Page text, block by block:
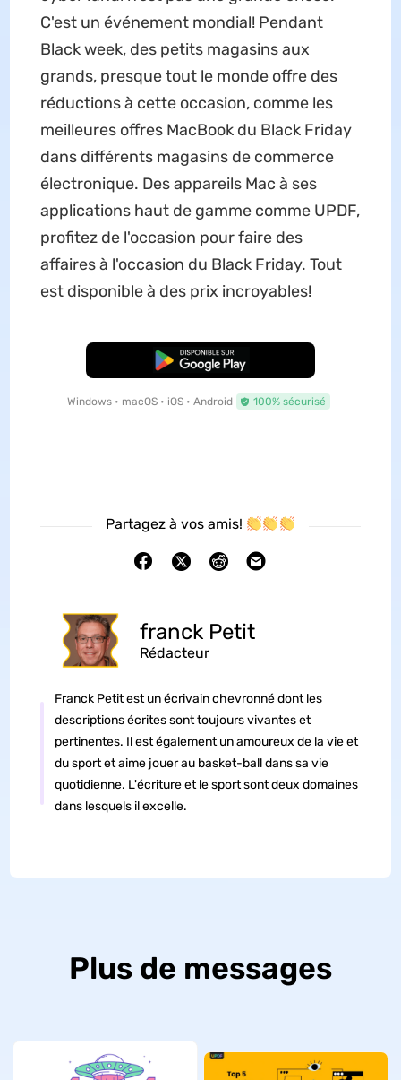
C'est un événement mondial! Pendant
Black week, des petits magasins aux
grands, presque tout le monde offre des
réductions à cette occasion, comme les
meilleures offres MacBook du Black Friday
dans différents magasins de commerce
électronique. Des appareils Mac à ses
applications haut de gamme comme UPDF,
profitez de l'occasion pour faire des
affaires à l'occasion du Black Friday. Tout
est disponible à des prix incroyables!
TÉLÉCHARGER
Windows • macOS • iOS • Android 100% sécurisé
Partagez à vos amis!
franck Petit
Rédacteur
Franck Petit est un écrivain chevronné dont les
descriptions écrites sont toujours vivantes et
pertinentes. Il est également un amoureux de la vie et
du sport et aime jouer au basket-ball dans sa vie
quotidienne. L'écriture et le sport sont deux domaines
dans lesquels il excelle.
Plus de messages